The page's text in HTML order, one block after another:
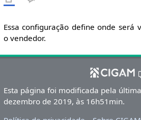
Essa configuração define onde será
o vendedor.
Esta página foi modificada pela
dezembro de 2019, às 16h51min.